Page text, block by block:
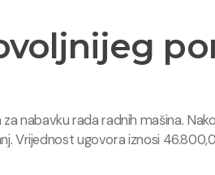
nabavku rada radnih mašina.
Vrijednost ugovora iznosi